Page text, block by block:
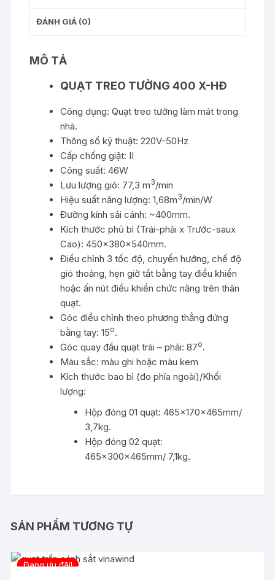
ĐÁNH GIÁ (0)
MÔ TẢ
QUẠT TREO TƯỜNG 400 X-HĐ
Công dụng: Quạt treo tường làm mát trong
nhà.
Thông số kỹ thuật: 220V-50Hz
Cấp chống giật: II
Công suất: 46W
Lưu lượng gió: 77,3 m3/min
Hiệu suất năng lượng: 1,68m3/min/W
Đường kính sải cánh: ~400mm.
Kích thước phủ bì (Trái-phải x Trước-saux
Cao): 450x380x540mm.
Điều chỉnh 3 tốc độ, chuyển hướng, chế độ
gió thoảng, hẹn giờ tắt bằng tay điều khiển
hoặc ấn nút điều khiển chức năng trên thân
quạt.
Góc điều chỉnh theo phương thẳng đứng
bằng tay: 15o.
Góc quay đầu quạt trái – phải: 87o.
Màu sắc: màu ghi hoặc màu kem
Kích thước bao bì (đo phía ngoài)/Khối
lượng:
Hộp đóng 01 quạt: 465x170x465mm/
3,7kg.
Hộp đóng 02 quạt:
465x300x465mm/ 7,1kg.
SẢN PHẨM TƯƠNG TỰ
Đang ưu đãi!